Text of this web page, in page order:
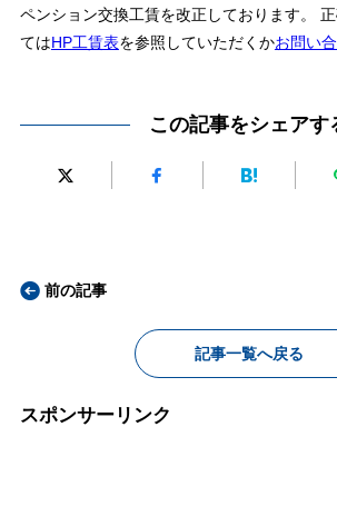
ペンション交換工賃を改正しております。
てはHP工賃表を参照していただくかお問い
この記事をシェアす
前の記事
記事一覧へ戻る
スポンサーリンク